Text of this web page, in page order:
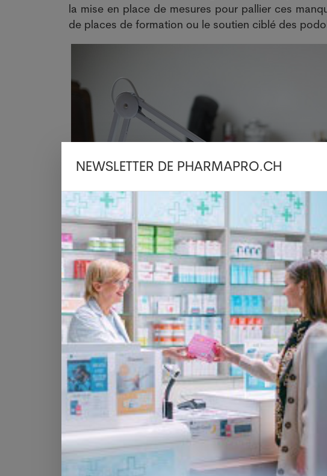
la mise en place de mesures pour pallier ces
de places de formation ou le soutien ciblé des
Collaboration à revoir
Le rapport juge également qu'il faut intensifier la
et les médecins prescripteurs afin de couvrir tous
Une fois que le manque de personnel aura été
NEWSLETTER DE PHARMAPRO.CH